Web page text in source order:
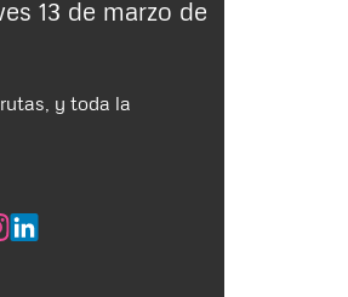
13 de marzo de
y toda la